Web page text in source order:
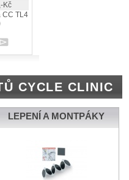
Kč
CC TL4
CYCLE CLINIC
LEPENÍ A MONTPÁKY